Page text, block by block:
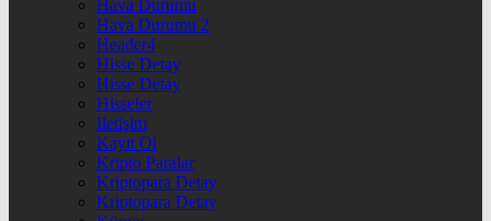
Hava Durumu
Hava Durumu 2
Header4
Hisse Detay
Hisse Detay
Hisseler
İletişim
Kayıt Ol
Kripto Paralar
Kriptopara Detay
Kriptopara Detay